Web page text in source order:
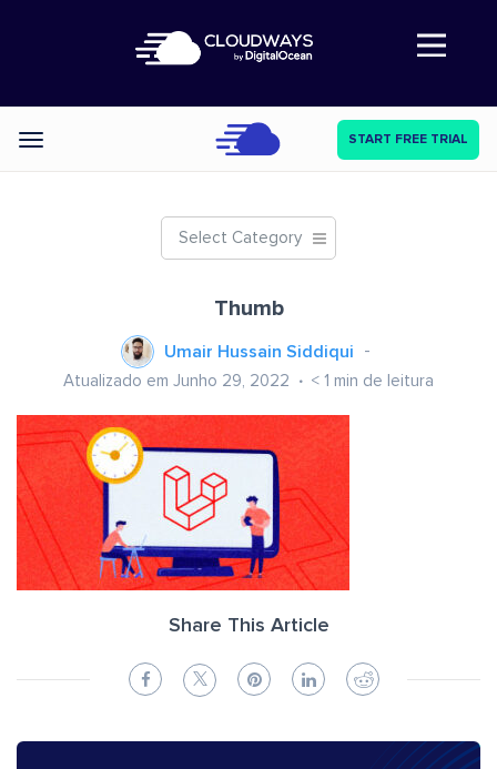
Abre a navegação
Categories START FREE TRIAL
Select Category
Thumb
Umair Hussain Siddiqui
Atualizado em Junho 29, 2022 < 1 min de leitura
Share This Article